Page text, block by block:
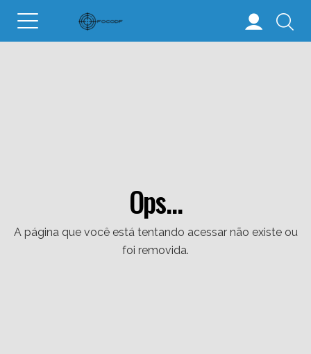
Ops...
A página que você está tentando acessar não existe ou
foi removida.